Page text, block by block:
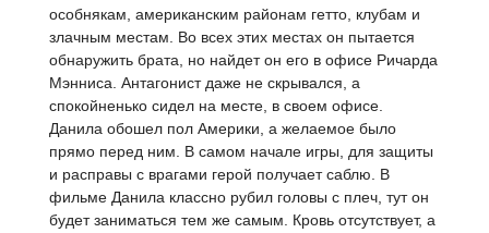
особнякам, американским районам гетто, клубам и
злачным местам. Во всех этих местах он пытается
обнаружить брата, но найдет он его в офисе Ричарда
Мэнниса. Антагонист даже не скрывался, а
спокойненько сидел на месте, в своем офисе.
Данила обошел пол Америки, а желаемое было
прямо перед ним. В самом начале игры, для защиты
и расправы с врагами герой получает саблю. В
фильме Данила классно рубил головы с плеч, тут он
будет заниматься тем же самым. Кровь отсутствует, а